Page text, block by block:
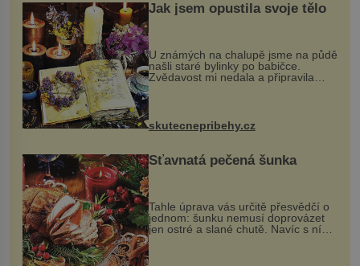
Jak jsem opustila svoje tělo
U známých na chalupě jsme na půdě
našli staré bylinky po babičce.
Zvědavost mi nedala a připravila
jsem si z nich lektvar… Zimní pobyt
na chalupě se pro mě vlastní vinou
změnil v děsivý zážitek, na kt...
skutecnepribehy.cz
Šťavnatá pečená šunka
Tahle úprava vás určitě přesvědčí o
jednom: šunku nemusí doprovázet
jen ostré a slané chutě. Navíc s ní
nakrmíte poměrně hodně hladových
krků. Ingredience sádlo 3 kg šunky
vcelku 3 stroužky česneku hl...